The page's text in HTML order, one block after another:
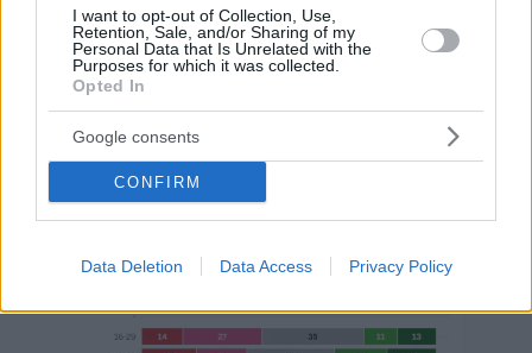
I want to opt-out of Collection, Use,
Retention, Sale, and/or Sharing of my
Personal Data that Is Unrelated with the
Purposes for which it was collected.
Opted In
Google consents
CONFIRM
Data Deletion Data Access Privacy Policy
beträchtlich ist, das öffentliche Bewusstsein jedoch gering ist
und die Meinungen entlang politischer Linien stark polarisiert
sind. Die Entscheidung zwischen Energieunabhängigkeit und
preiswerter Energie spaltet weiterhin die öffentliche Meinung,
während die langfristigen Lösungen und die Auswirkungen